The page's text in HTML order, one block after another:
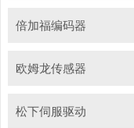
倍加福编码器
欧姆龙传感器
松下伺服驱动